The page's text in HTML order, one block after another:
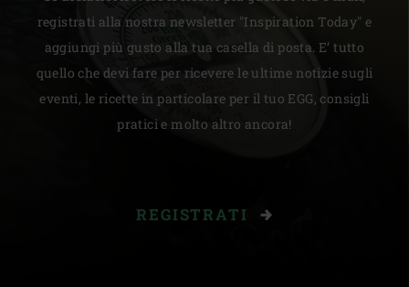
registrati alla nostra newsletter "Inspiration Today" e
aggiungi più gusto alla tua casella di posta. E’ tutto
quello che devi fare per ricevere le ultime notizie sugli
eventi, le ricette in particolare per il tuo EGG, consigli
pratici e molto altro ancora!
REGISTRATI